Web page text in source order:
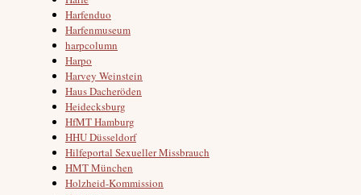
Harfenduo
Harfenmuseum
harpcolumn
Harpo
Harvey Weinstein
Haus Dacheröden
Heidecksburg
HfMT Hamburg
HHU Düsseldorf
Hilfeportal Sexueller Missbrauch
HMT München
Holzheid-Kommission